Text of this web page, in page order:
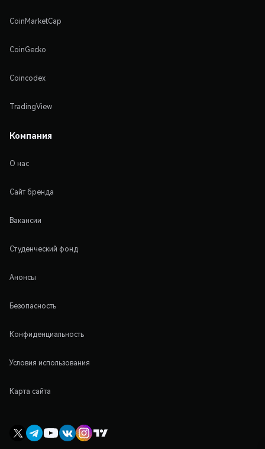
CoinMarketCap
CoinGecko
Coincodex
TradingView
Компания
О нас
Сайт бренда
Вакансии
Студенческий фонд
Анонсы
Безопасность
Конфиденциальность
Условия использования
Карта сайта